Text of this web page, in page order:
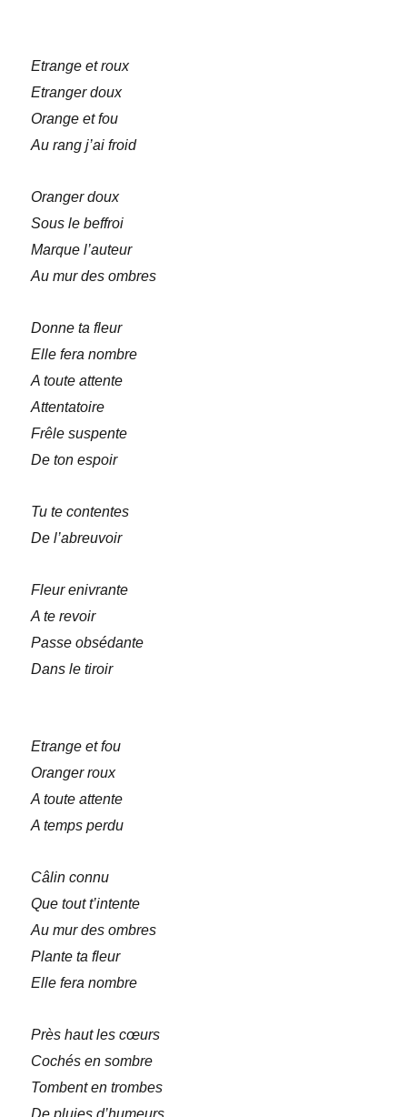
Etrange et roux
Etranger doux
Orange et fou
Au rang j’ai froid
Oranger doux
Sous le beffroi
Marque l’auteur
Au mur des ombres
Donne ta fleur
Elle fera nombre
A toute attente
Attentatoire
Frêle suspente
De ton espoir
Tu te contentes
De l’abreuvoir
Fleur enivrante
A te revoir
Passe obsédante
Dans le tiroir
Etrange et fou
Oranger roux
A toute attente
A temps perdu
Câlin connu
Que tout t’intente
Au mur des ombres
Plante ta fleur
Elle fera nombre
Près haut les cœurs
Cochés en sombre
Tombent en trombes